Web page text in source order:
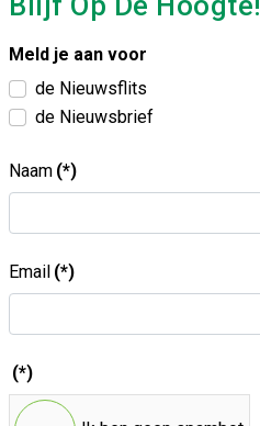
Meld je aan voor
de Nieuwsflits
de Nieuwsbrief
Naam (*)
Email (*)
(*)